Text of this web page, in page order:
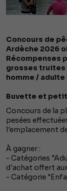
Concours de
Ardèche 2026
Récompenses
grosses truites
homme /
Buvette et
Concours de la
pesées
l'emplacement
À gagner :
- Catégories
d'achat offert
- Catégorie